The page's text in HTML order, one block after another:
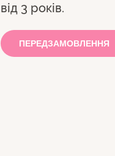
від 3 років.
ПЕРЕДЗАМОВЛЕННЯ